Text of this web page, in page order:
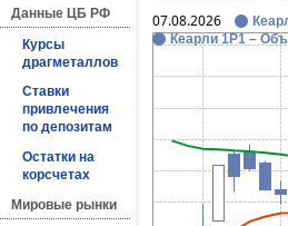
Данные ЦБ РФ
Курсы
драгметаллов
Ставки
привлечения
по депозитам
Остатки на
корсчетах
Мировые рынки
07.08.2026
Кеарли 1Р1 –